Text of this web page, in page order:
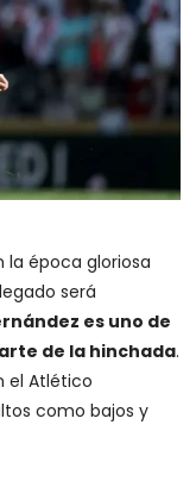
la época gloriosa
será
es uno de
de la hinchada.
el Atlético
como bajos y